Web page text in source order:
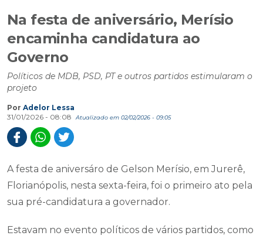
Na festa de aniversário, Merísio
encaminha candidatura ao
Governo
Políticos de MDB, PSD, PT e outros partidos estimularam o
projeto
Por Adelor Lessa
31/01/2026 - 08:08
Atualizado em 02/02/2026 - 09:05
A festa de aniversáro de Gelson Merísio, em Jurerê,
Florianópolis, nesta sexta-feira, foi o primeiro ato pela
sua pré-candidatura a governador.
Estavam no evento políticos de vários partidos, como